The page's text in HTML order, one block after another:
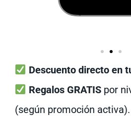
Descuento directo en
Regalos GRATISpor
(según promoción activa).